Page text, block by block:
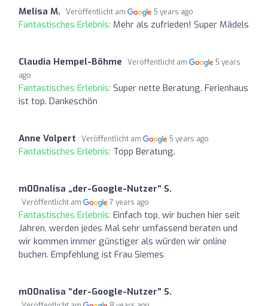
Melisa M. Veröffentlicht am 5 years ago
Fantastisches Erlebnis: Mehr als zufrieden! Super Mädels
Claudia Hempel-Böhme Veröffentlicht am
5 years
ago
Fantastisches Erlebnis: Super nette Beratung. Ferienhaus
ist top. Dankeschön
Anne Volpert Veröffentlicht am 5 years ago
Fantastisches Erlebnis: Topp Beratung.
m00nalisa „der-Google-Nutzer“ S.
Veröffentlicht am 7 years ago
Fantastisches Erlebnis: Einfach top, wir buchen hier seit
Jahren, werden jedes Mal sehr umfassend beraten und
wir kommen immer günstiger als würden wir online
buchen. Empfehlung ist Frau Siemes
m00nalisa “der-Google-Nutzer” S.